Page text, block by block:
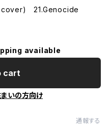
cover) 21.Genocide
available
cart
いの方向け
通報する